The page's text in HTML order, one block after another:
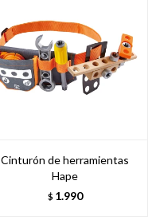
Cinturón de herramientas
Hape
$ 1.990